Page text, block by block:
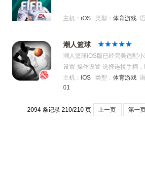
主机： iOS 类型： 体育游戏
潮人篮球
潮人篮球iOS版已经完美适配
设置-操作设置-选择连接手柄
篮球竞技手游——《潮人篮球
玩法！无外挂纯操作，打造绿
享竞技激情！ 官方QQ2群：
主机： iOS 类型： 体育游戏
01
2094 条记录 210/210 页 上一页 第一